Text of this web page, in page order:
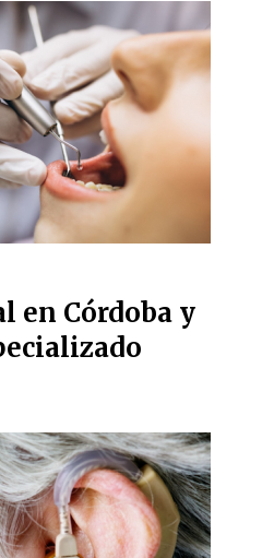
en Córdoba y